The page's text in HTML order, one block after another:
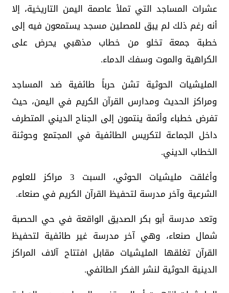
عشرات المساجد التي تملأ عاصمة اليمن التاريخية، إلا
أنه رغم ذلك لم يبق للمصلين مسجد يستمعون فيه إلى
خطبة جمعة تخلو من خطاب مذهبي يحرض على
الكراهية والموت وسفك الدماء.
المليشيات الحوثية تشن حرباً طائفية ضد المساجد
ومراكز الحديث ومدارس القرآن الكريم في اليمن، حيث
تفرض خطباء وأئمة ينتمون إلى الجناح الديني المتطرف
داخل الجماعة لتكريس الطائفية في المجتمع وحوثنة
الخطاب الديني.
وأغلقت مليشيات الحوثي، السبت 3 مراكز للعلوم
الشرعية وآخر مدرسة لتحفيظ القرآن الكريم في صنعاء.
وتعد مدرسة أبو بكر الصديق الواقعة في حي الحصبة
شمال صنعاء، وهي آخر مدرسة غير طائفية لتحفيظ
القرآن تغلقها المليشيات مقابل افتتاح آلاف المراكز
الدينية الحوثية لنشر الفكر الطائفي.